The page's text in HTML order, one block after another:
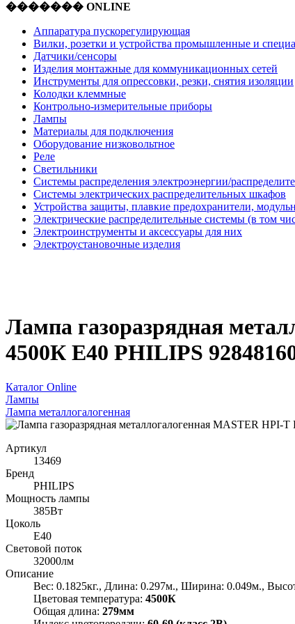
������� ONLINE
Аппаратура пускорегулирующая
Вилки, розетки и устройства промышленные и
Датчики/сенсоры
Изделия монтажные для коммуникационных сетей
Инструменты для опрессовки, резки, снятия изоляции
Колодки клеммные
Контрольно-измерительные приборы
Лампы
Материалы для подключения
Оборудование низковольтное
Реле
Светильники
Системы распределения электроэнергии/
Системы электрических распределительных шкафов
Устройства защиты, плавкие предохранители,
Электрические распределительные системы (в том
Электроинструменты и аксессуары для них
Электроустановочные изделия
Лампа газоразрядная
4500К E40 PHILIPS
Каталог Online
Лампы
Лампа металлогалогенная
Артикул
13469
Бренд
PHILIPS
Мощность лампы
385Вт
Цоколь
E40
Световой поток
32000лм
Описание
Вес: 0.1825кг., Длина: 0.297м., Ширина: 0.049м.,
Цветовая температура: 4500К
Общая длина: 279мм